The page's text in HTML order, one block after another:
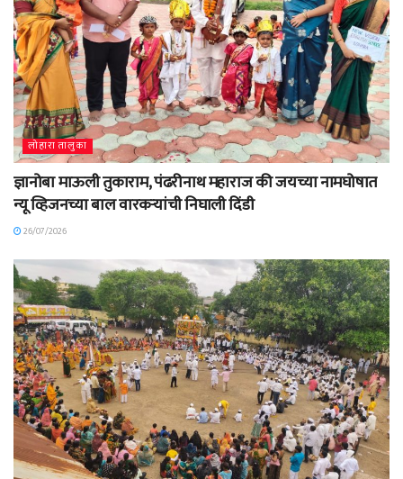
लोहारा तालुका
ज्ञानोबा माऊली तुकाराम, पंढरीनाथ महाराज की जयच्या नामघोषात
न्यू व्हिजनच्या बाल वारकऱ्यांची निघाली दिंडी
26/07/2026